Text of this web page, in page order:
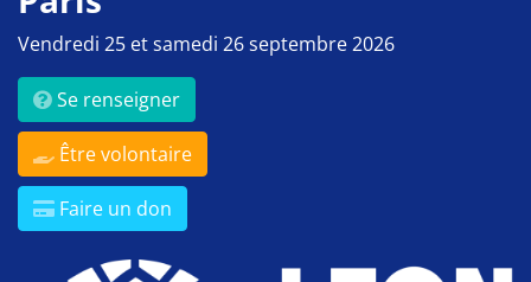
Vendredi 25 et samedi 26 septembre 2026
Se renseigner
Être volontaire
Faire un don